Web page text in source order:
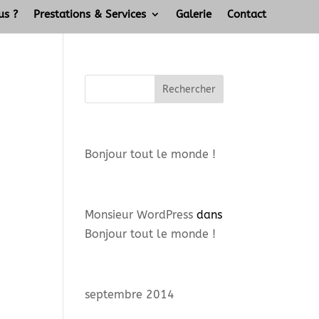
? Prestations & Services Galerie Contact
Bonjour tout le monde !
Monsieur WordPress dans
Bonjour tout le monde !
septembre 2014